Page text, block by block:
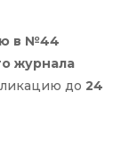
в №44
журнала
до 24